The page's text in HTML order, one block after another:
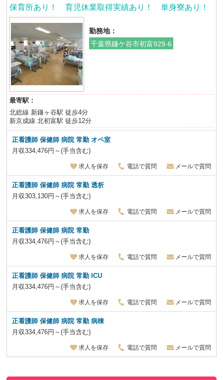
保育所あり！ 育児休業取得実績あり！ 単身寮あり！
勤務地：
千葉県鎌ケ谷市初富929-6
最寄駅：
北総線 新鎌ヶ谷駅 徒歩4分
新京成線 北初富駅 徒歩12分
正看護師 保健師 病院常勤 オペ室
月収334,476円～(手当含む)
求人を保存 電話で質問 メールで質問
正看護師 保健師 病院常勤 透析
月収303,130円～(手当含む)
求人を保存 電話で質問 メールで質問
正看護師 保健師 病院常勤
月収334,476円～(手当含む)
求人を保存 電話で質問 メールで質問
正看護師 保健師 病院常勤 ICU
月収334,476円～(手当含む)
求人を保存 電話で質問 メールで質問
正看護師 保健師 病院常勤 病棟
月収334,476円～(手当含む)
求人を保存 電話で質問 メールで質問